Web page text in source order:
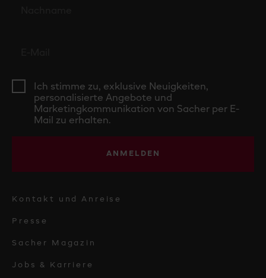
Ich stimme zu, exklusive Neuigkeiten,
personalisierte Angebote und
Marketingkommunikation von Sacher per E-
Mail zu erhalten.
ANMELDEN
Kontakt und Anreise
Presse
Sacher Magazin
Jobs & Karriere